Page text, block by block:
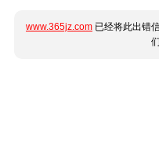
www.365jz.com 已经将此出错